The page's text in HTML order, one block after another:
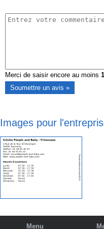
Merci de saisir encore au moins
Images pour
Menu